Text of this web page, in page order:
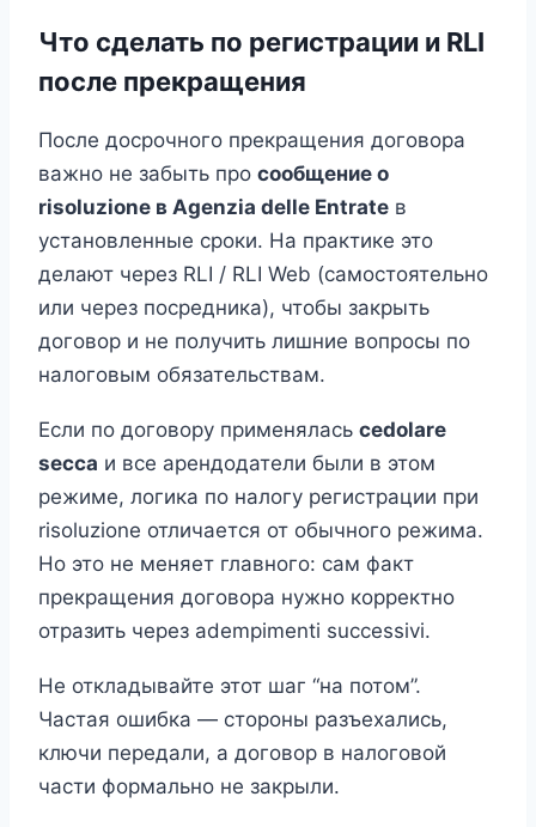
Что сделать по регистрации и RLI
после прекращения
После досрочного прекращения договора
важно не забыть про сообщение о
risoluzione в Agenzia delle Entrate в
установленные сроки. На практике это
делают через RLI / RLI Web (самостоятельно
или через посредника), чтобы закрыть
договор и не получить лишние вопросы по
налоговым обязательствам.
Если по договору применялась cedolare
secca и все арендодатели были в этом
режиме, логика по налогу регистрации при
risoluzione отличается от обычного режима.
Но это не меняет главного: сам факт
прекращения договора нужно корректно
отразить через adempimenti successivi.
Не откладывайте этот шаг “на потом”.
Частая ошибка — стороны разъехались,
ключи передали, а договор в налоговой
части формально не закрыли.